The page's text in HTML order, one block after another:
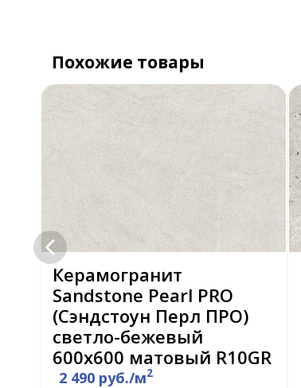
Похожие товары
Керамогранит
Sandstone Pearl PRO
(Сэндстоун Перл ПРО)
светло-бежевый
600x600 матовый R10GR
2 490 руб./м2